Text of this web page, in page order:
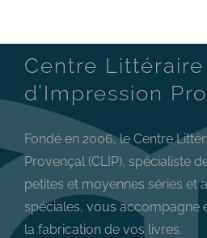
Centre Littéraire
d’Impression
Fondé en 2006, le Centre
Provençal (CLIP), spécialiste
petites et moyennes séries et
spéciales, vous accompagne
la fabrication de vos livres.